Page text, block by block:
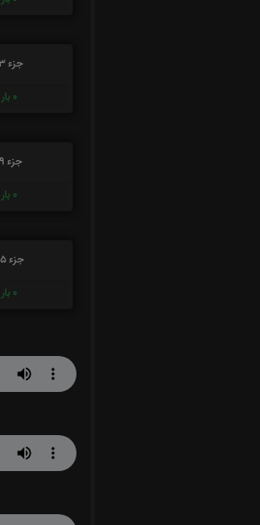
جزء 13
0 بار
جزء 19
0 بار
جزء 25
0 بار